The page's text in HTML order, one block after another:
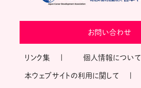
お問い合わせ
リンク集 個人情報について
本ウェブサイトの利用に関して